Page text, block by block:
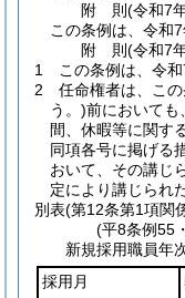
附 則(令和7
この条例は、令和
附 則(令和7
1
この条例は、令
2
任命権者は、こ
う。)前においても
間、休暇等に関す
同項各号に掲げる
おいて、その講じ
定により講じられ
別表(第12条第1項関
(平8条例55
新規採用職員年
採用月